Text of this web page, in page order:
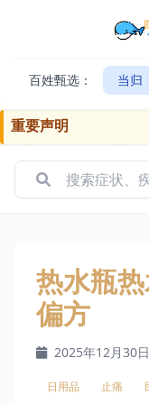
百姓甄选： 当归
重要声明
热水瓶
偏方
2025年12月30日
日用品 止痛